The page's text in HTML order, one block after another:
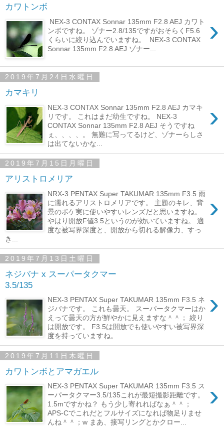
カワトンボ
›
NEX-3 CONTAX Sonnar 135mm F2.8 AEJ カワト
ンボですね。 ゾナー2.8/135ですがおそらくF5.6
くらいに絞り込んでいますね。 NEX-3 CONTAX
Sonnar 135mm F2.8 AEJ ゾナー...
2019年7月24日水曜日
カマキリ
›
NEX-3 CONTAX Sonnar 135mm F2.8 AEJ カマキ
リです。 これはまだ幼生ですね。 NEX-3
CONTAX Sonnar 135mm F2.8 AEJ そうですね
ぇ、、、、。 無難に写ってるけど、ゾナーらしさ
は出てないかな...
2019年7月15日月曜日
アリストロメリア
›
NRX-3 PENTAX Super TAKUMAR 135mm F3.5 雨
に濡れるアリストロメリアです。 主題のキレ、背
景のボケ実に使いやすいレンズだと思いますね。
やはり開放F値3.5というのが効いていますね。 適
度な被写界深度と、開放から切れる解像力、すっ
き...
2019年7月13日土曜日
ネジバナ x スーパータクマー
3.5/135
›
NEX-3 PENTAX Super TAKUMAR 135mm F3.5 ネ
ジバナです。 これも曇天。 スーパータクマーはか
えって曇天の方が鮮やかに見えますな＾＾； 絞り
は開放です。 F3.5は開放でも使いやすい被写界深
度を持っていますね。
2019年7月11日木曜日
カワトンボとアマガエル
›
NEX-3 PENTAX Super TAKUMAR 135mm F3.5 ス
ーパータクマー3.5/135これが最短撮影距離です。
1.5mですかね？ もう少し寄れればなぁ＾＾；
APS-Cでこれだとフルサイズになれば物足りませ
んね＾＾；w まあ、接写リングとかクロー...